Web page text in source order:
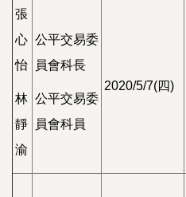
張
心
怡
林
靜
渝
公平交易委
員會科長
公平交易委
員會科員
2020/5/7(四)